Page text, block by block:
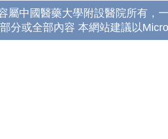
屬中國醫藥大學附設醫院所有，
分或全部內容 本網站建議以